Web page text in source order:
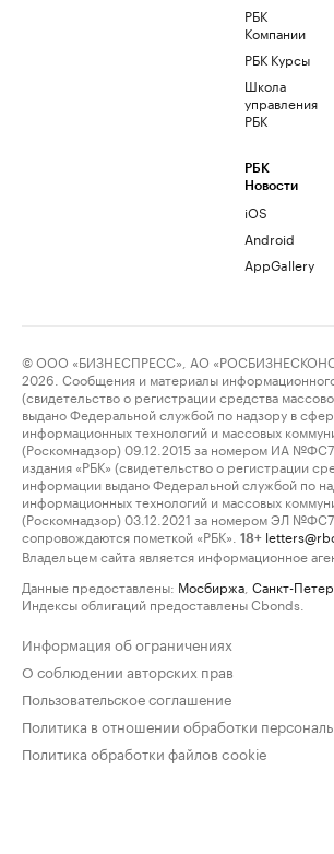
РБК
Компании
РБК Курсы
Школа
управления
РБК
РБК
Новости
iOS
Android
AppGallery
© ООО «БИЗНЕСПРЕСС», АО
2026. Сообщения и материалы информационного
(свидетельство о регистрации средства
выдано Федеральной службой по надзору в
информационных технологий и массовых
(Роскомнадзор) 09.12.2015 за номером ИА
издания «РБК» (свидетельство о регистрации
информации выдано Федеральной службой по
информационных технологий и массовых
(Роскомнадзор) 03.12.2021 за номером ЭЛ
сопровождаются пометкой «РБК».
18+
Владельцем сайта является информационное
Данные предоставлены: Мосбиржа Санкт-
Индексы облигаций предоставлены Cbonds.
Информация об ограничениях
О соблюдении авторских прав
Пользовательское соглашение
Политика в отношении обработки
Политика обработки файлов cookie